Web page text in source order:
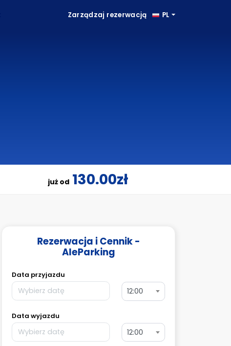
Zarządzaj rezerwacją PL
już od 130.00zł
Rezerwacja i Cennik -
AleParking
Data przyjazdu
12:00
Data wyjazdu
12:00